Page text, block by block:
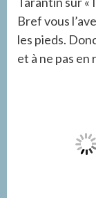
Bref vous
les pieds.
et à ne pas